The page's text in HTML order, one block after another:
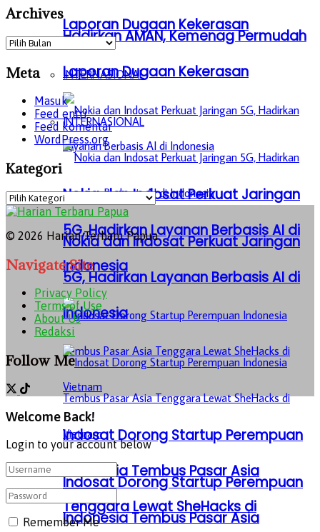
Laporan Dugaan Kekerasan
INTERNASIONAL
Nokia dan Indosat Perkuat Jaringan
5G, Hadirkan Layanan Berbasis AI di
Indonesia
Indosat Dorong Startup Perempuan
Indonesia Tembus Pasar Asia
Tenggara Lewat SheHacks di
Hadirkan AMAN, Kemenag Permudah
Laporan Dugaan Kekerasan
INTERNASIONAL
Nokia dan Indosat Perkuat Jaringan
5G, Hadirkan Layanan Berbasis AI di
Indonesia
Indosat Dorong Startup Perempuan
Indonesia Tembus Pasar Asia
Archives
Archives
Meta
Masuk
Feed entri
Feed komentar
WordPress.org
Kategori
Kategori
© 2026 Harian Terbaru Papua
Navigate Site
Privacy Policy
Terms of Use
About Us
Redaksi
Follow Me
Welcome Back!
Login to your account below
Remember Me